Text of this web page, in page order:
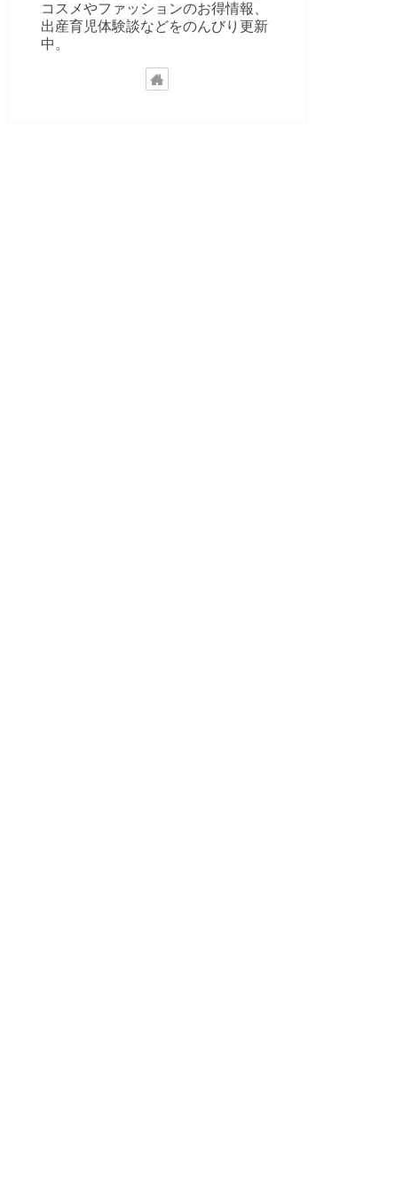
コスメやファッションのお得情報、
出産育児体験談などをのんびり更新
中。